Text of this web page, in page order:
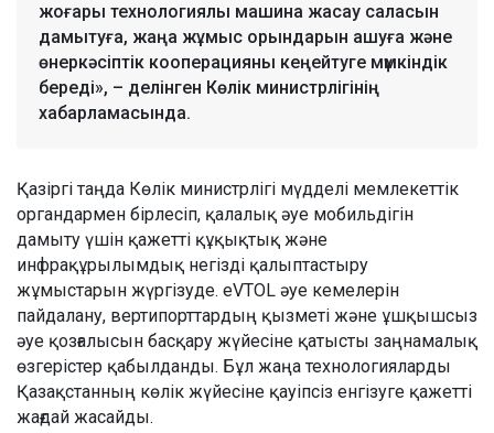
жоғары технологиялы машина жасау саласын
дамытуға, жаңа жұмыс орындарын ашуға және
өнеркәсіптік кооперацияны кеңейтуге мүмкіндік
береді», – делінген Көлік министрлігінің
хабарламасында.
Қазіргі таңда Көлік министрлігі мүдделі мемлекеттік
органдармен бірлесіп, қалалық әуе мобильдігін
дамыту үшін қажетті құқықтық және
инфрақұрылымдық негізді қалыптастыру
жұмыстарын жүргізуде. eVTOL әуе кемелерін
пайдалану, вертипорттардың қызметі және ұшқышсыз
әуе қозғалысын басқару жүйесіне қатысты заңнамалық
өзгерістер қабылданды. Бұл жаңа технологияларды
Қазақстанның көлік жүйесіне қауіпсіз енгізуге қажетті
жағдай жасайды.